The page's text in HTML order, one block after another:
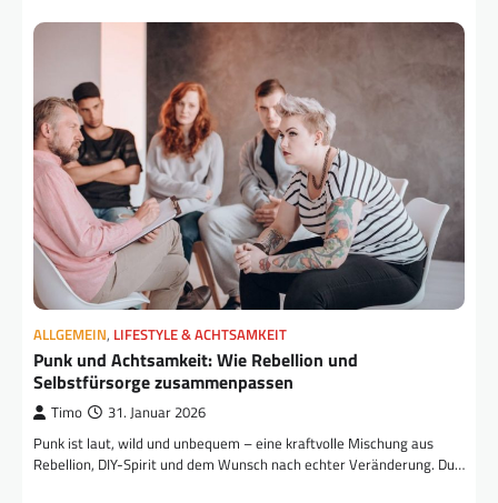
ALLGEMEIN, LIFESTYLE & ACHTSAMKEIT
Punk und Achtsamkeit: Wie Rebellion und
Selbstfürsorge zusammenpassen
Timo 31. Januar 2026
Punk ist laut, wild und unbequem – eine kraftvolle Mischung aus
Rebellion, DIY-Spirit und dem Wunsch nach echter Veränderung. Du…